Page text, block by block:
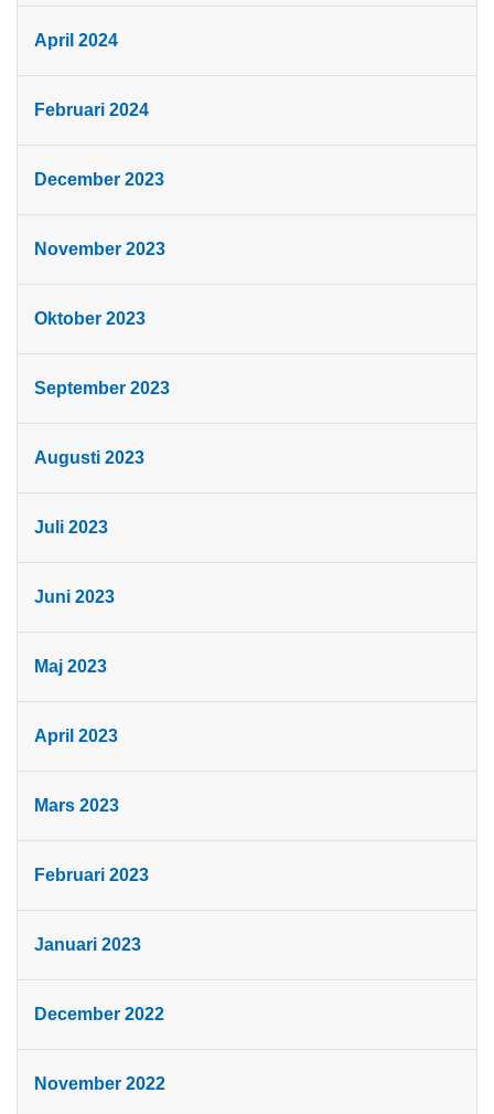
April 2024
Februari 2024
December 2023
November 2023
Oktober 2023
September 2023
Augusti 2023
Juli 2023
Juni 2023
Maj 2023
April 2023
Mars 2023
Februari 2023
Januari 2023
December 2022
November 2022